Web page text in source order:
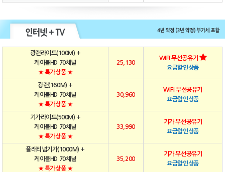
광랜라이트(100M) +
케이블HD 70채널
★ 특가상품 ★
25,130
WIFI 무선공유기
요금할인상품
광랜(160M) +
케이블HD 70채널
★ 특가상품 ★
30,960
WIFI 무선공유기
요금할인상품
기가라이트(500M) +
케이블HD 70채널
★ 특가상품 ★
33,990
기가 무선공유기
요금할인상품
플래티넘기가(1000M) +
케이블HD 70채널
★ 특가상품 ★
35,200
기가 무선공유기
요금할인상품